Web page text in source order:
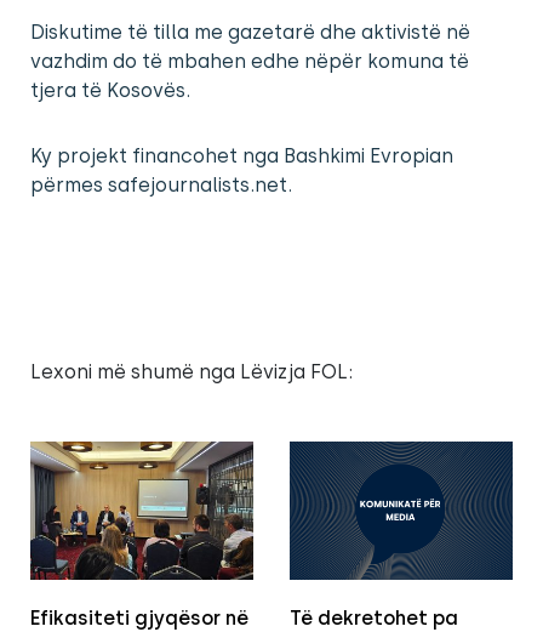
Diskutime të tilla me gazetarë dhe aktivistë në
vazhdim do të mbahen edhe nëpër komuna të
tjera të Kosovës.
Ky projekt financohet nga Bashkimi Evropian
përmes safejournalists.net.
Lexoni më shumë nga Lëvizja FOL:
Efikasiteti gjyqësor në
Të dekretohet pa